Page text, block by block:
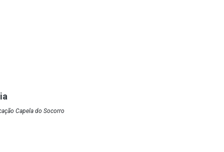
Capela do Socorro